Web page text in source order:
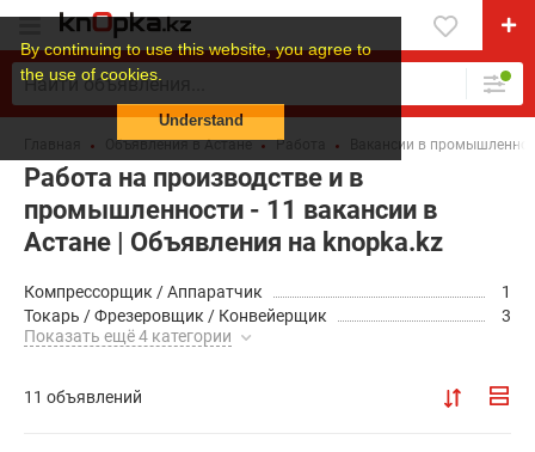
By continuing to use this website, you agree to
the use of cookies.
Understand
Объявления в Астане Работа Вакансии в
Работа на производстве и в
промышленности - 11 вакансии в
Астане | Объявления на knopka.kz
Компрессорщик / Аппаратчик
1
Токарь / Фрезеровщик / Конвейерщик
3
Показать ещё 4 категории
11 объявлений